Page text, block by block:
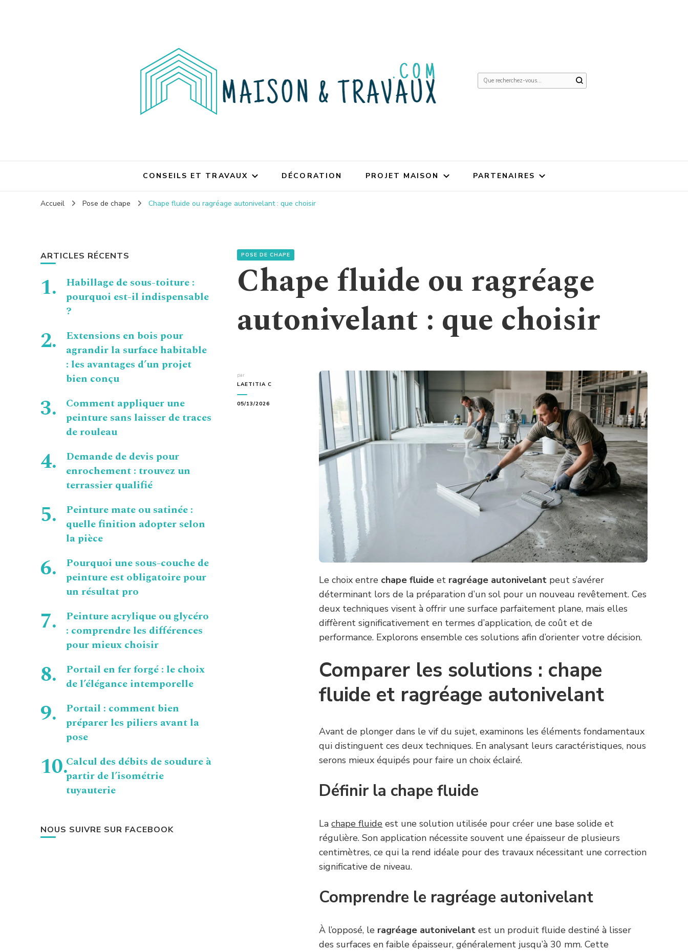
Vous
CONSEILS ET TRAVAUX DÉCORATION PROJET MAISON PARTENAIRES
Accueil Pose de chape Chape fluide ou ragréage autonivelant : que choisir
POSE DE CHAPE
Chape fluide ou ragréage
autonivelant : que choisir
par
LAETITIA C
05/13/2026
Le choix entre chape fluide et ragréage autonivelant peut s’avérer
déterminant lors de la préparation d’un sol pour un nouveau revêtement. Ces
deux techniques visent à offrir une surface parfaitement plane, mais elles
diffèrent significativement en termes d’application, de coût et de
performance. Explorons ensemble ces solutions afin d’orienter votre décision.
Comparer les solutions : chape
fluide et ragréage autonivelant
Avant de plonger dans le vif du sujet, examinons les éléments fondamentaux
qui distinguent ces deux techniques. En analysant leurs caractéristiques, nous
serons mieux équipés pour faire un choix éclairé.
Définir la chape fluide
Lachape fluide est une solution utilisée pour créer une base solide et
régulière. Son application nécessite souvent une épaisseur de plusieurs
centimètres, ce qui la rend idéale pour des travaux nécessitant une correction
significative de niveau.
Comprendre le ragréage autonivelant
À l’opposé, le ragréage autonivelant est un produit fluide destiné à lisser
des surfaces en faible épaisseur, généralement jusqu’à 30 mm. Cette
ARTICLES RÉCENTS
Habillage de sous-toiture :
pourquoi est-il indispensable
?
Extensions en bois pour
agrandir la surface habitable
: les avantages d’un projet
bien conçu
Comment appliquer une
peinture sans laisser de traces
de rouleau
Demande de devis pour
enrochement : trouvez un
terrassier qualifié
Peinture mate ou satinée :
quelle finition adopter selon
la pièce
Pourquoi une sous-couche de
peinture est obligatoire pour
un résultat pro
Peinture acrylique ou glycéro
: comprendre les différences
pour mieux choisir
Portail en fer forgé : le choix
de l’élégance intemporelle
Portail : comment bien
préparer les piliers avant la
pose
Calcul des débits de soudure à
partir de l’isométrie
tuyauterie
NOUS SUIVRE SUR FACEBOOK